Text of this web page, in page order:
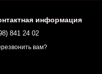
информация
841 24 02
вам?